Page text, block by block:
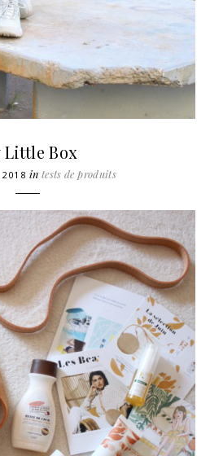
Little Box
2018 intests de produits